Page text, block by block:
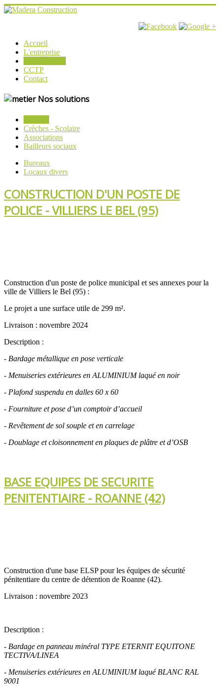
Accueil
L'entreprise
CCTP
Contact
Nos solutions
Crèches - Scolaire
Associations
Bailleurs sociaux
Bureaux
Locaux divers
CONSTRUCTION D'UN POSTE DE
POLICE - VILLIERS LE BEL (95)
Construction d'un poste de police municipal et ses annexes pour la
ville de Villiers le Bel (95) :
Le projet a une surface utile de 299 m².
Livraison : novembre 2024
Description :
- Bardage métallique en pose verticale
- Menuiseries extérieures en ALUMINIUM laqué en noir
- Plafond suspendu en dalles 60 x 60
- Fourniture et pose d’un comptoir d’accueil
- Revêtement de sol souple et en carrelage
- Doublage et cloisonnement en plaques de plâtre et d’OSB
BASE EQUIPES DE SECURITE
PENITENTIAIRE - ROANNE (42)
Construction d'une base ELSP pour les équipes de sécurité
pénitentiare du centre de détention de Roanne (42).
Livraison : novembre 2023
Description :
- Bardage en panneau minéral TYPE ETERNIT EQUITONE
TECTIVA/LINEA
- Menuiseries extérieures en ALUMINIUM laqué BLANC RAL
9001